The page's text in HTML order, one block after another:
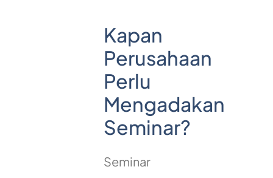
Kapan
Perusahaan
Perlu
Mengadakan
Seminar?
Seminar